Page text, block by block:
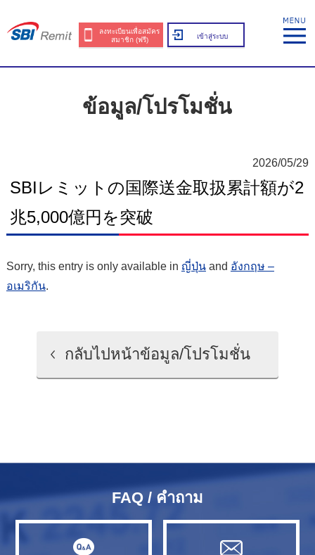
ลงทะเบียนเพื่อสมัคร
สมาชิก (ฟรี)
เข้าสู่ระบบ
ข้อมูล/โปรโมชั่น
2026/05/29
SBIレミットの国際送金取扱累計額が2
兆5,000億円を突破
Sorry, this entry is only available in ญี่ปุ่นand อังกฤษ –
อเมริกัน.
กลับไปหน้าข้อมูล/โปรโมชั่น
FAQ / คำถาม